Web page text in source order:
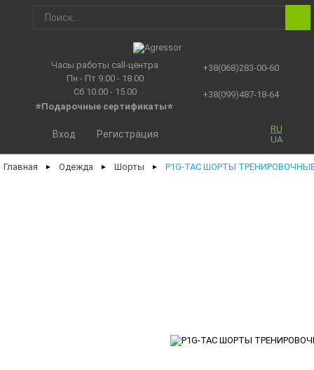
Часы работы call-центра
Пн - Пт 9.00 - 18.00
Сб 10.00 - 15.00
⭐Подарочные сертификаты⭐
+38(068)283-00-60
+38(099)487-18-64
RU
UA
Вход Регистрация
Главная ► Одежда ► Шорты ► P1G-TAC ШОРТЫ ТРЕНИРОВОЧНЫЕ